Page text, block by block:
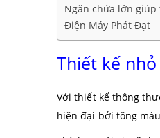
Ngăn chứa lớn
Điện Máy Phát Đạt
Thiết kế
Với thiết kế thông
hiện đại bởi tông